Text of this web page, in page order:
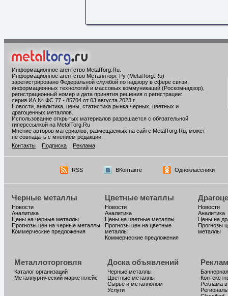
Информационное агентство MetalTorg.Ru
Информационное агентство Металлторг. Ру (MetalTorg.Ru)
зарегистрировано Федеральной службой по надзору в сфере связи,
информационных технологий и массовых коммуникаций (Роскомнадзор),
регистрационный номер и дата принятия решения о регистрации:
серия ИА № ФС 77 - 85704 от 03 августа 2023 г.
Новости, аналитика, цены, статистика рынка черных, цветных и
драгоценных металлов.
Использование открытых материалов разрешается с обязательной
гиперссылкой на MetalTorg.Ru
Мнение авторов материалов, размещаемых на сайте MetalTorg.Ru, может
не совпадать с мнением редакции.
Контакты
Подписка Реклама
RSS ВКонтакте Одноклассники
Черные металлы
Новости
Аналитика
Цены на черные металлы
Прогнозы цен на черные металлы
Коммерческие предложения
Цветные металлы
Новости
Аналитика
Цены на цветные металлы
Прогнозы цен на цветные
металлы
Коммерческие предложения
Новости
Аналитика
Цены на
Прогнозы
металлы
Металлоторговля
Каталог организаций
Металлургический маркетплейс
Доска объявлений
Черные металлы
Цветные металлы
Сырье и металлолом
Услуги
Реклама